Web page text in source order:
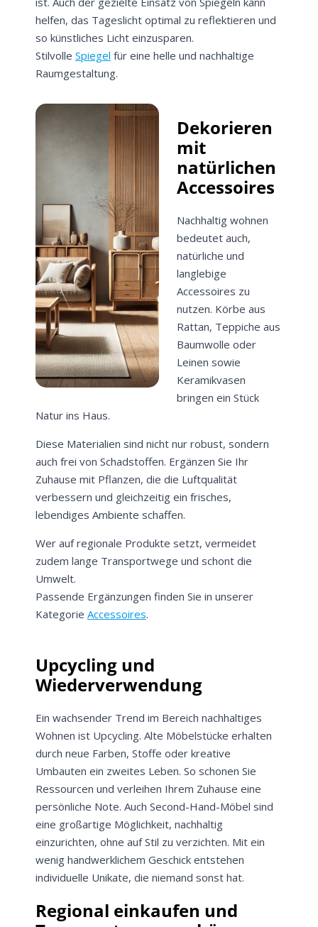
helfen, das Tageslicht optimal zu reflektieren und
so künstliches Licht einzusparen.
Stilvolle Spiegel für eine helle und nachhaltige
Raumgestaltung.
Dekorieren
mit
natürlichen
Accessoires
Nachhaltig wohnen
bedeutet auch,
natürliche und
langlebige
Accessoires zu
nutzen. Körbe aus
Rattan, Teppiche aus
Baumwolle oder
Leinen sowie
Keramikvasen
bringen ein Stück
Natur ins Haus.
Diese Materialien sind nicht nur robust, sondern
auch frei von Schadstoffen. Ergänzen Sie Ihr
Zuhause mit Pflanzen, die die Luftqualität
verbessern und gleichzeitig ein frisches,
lebendiges Ambiente schaffen.
Wer auf regionale Produkte setzt, vermeidet
zudem lange Transportwege und schont die
Umwelt.
Passende Ergänzungen finden Sie in unserer
Kategorie Accessoires.
Upcycling und
Wiederverwendung
Ein wachsender Trend im Bereich nachhaltiges
Wohnen ist Upcycling. Alte Möbelstücke erhalten
durch neue Farben, Stoffe oder kreative
Umbauten ein zweites Leben. So schonen Sie
Ressourcen und verleihen Ihrem Zuhause eine
persönliche Note. Auch Second-Hand-Möbel sind
eine großartige Möglichkeit, nachhaltig
einzurichten, ohne auf Stil zu verzichten. Mit ein
wenig handwerklichem Geschick entstehen
individuelle Unikate, die niemand sonst hat.
Regional einkaufen und